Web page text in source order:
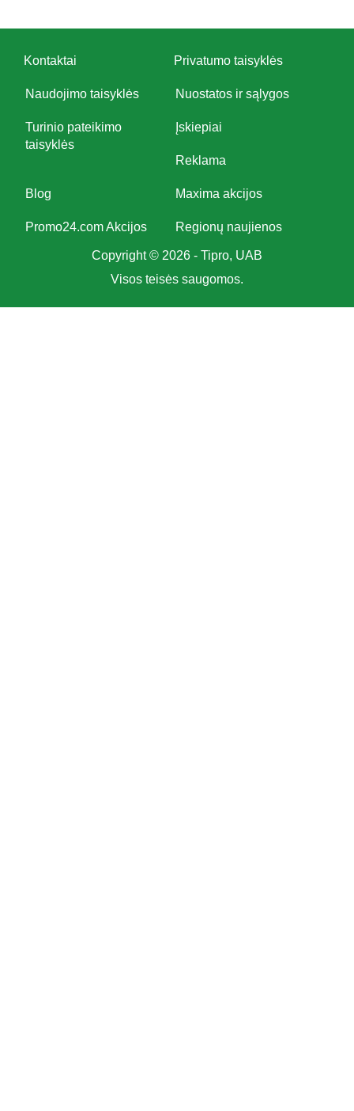
Kontaktai Privatumo taisyklės
Naudojimo taisyklės Nuostatos ir sąlygos
Turinio pateikimo
taisyklės
Įskiepiai
Reklama
Blog Maxima akcijos
Promo24.com Akcijos Regionų naujienos
Copyright © 2026 - Tipro, UAB
Visos teisės saugomos.